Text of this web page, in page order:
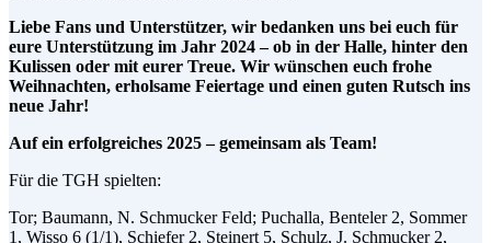
Liebe Fans und Unterstützer, wir bedanken uns bei euch für
eure Unterstützung im Jahr 2024 – ob in der Halle, hinter den
Kulissen oder mit eurer Treue. Wir wünschen euch frohe
Weihnachten, erholsame Feiertage und einen guten Rutsch ins
neue Jahr!
Auf ein erfolgreiches 2025 – gemeinsam als Team!
Für die TGH spielten:
Tor; Baumann, N. Schmucker Feld; Puchalla, Benteler 2, Sommer
1, Wisso 6 (1/1), Schiefer 2, Steinert 5, Schulz, J. Schmucker 2,